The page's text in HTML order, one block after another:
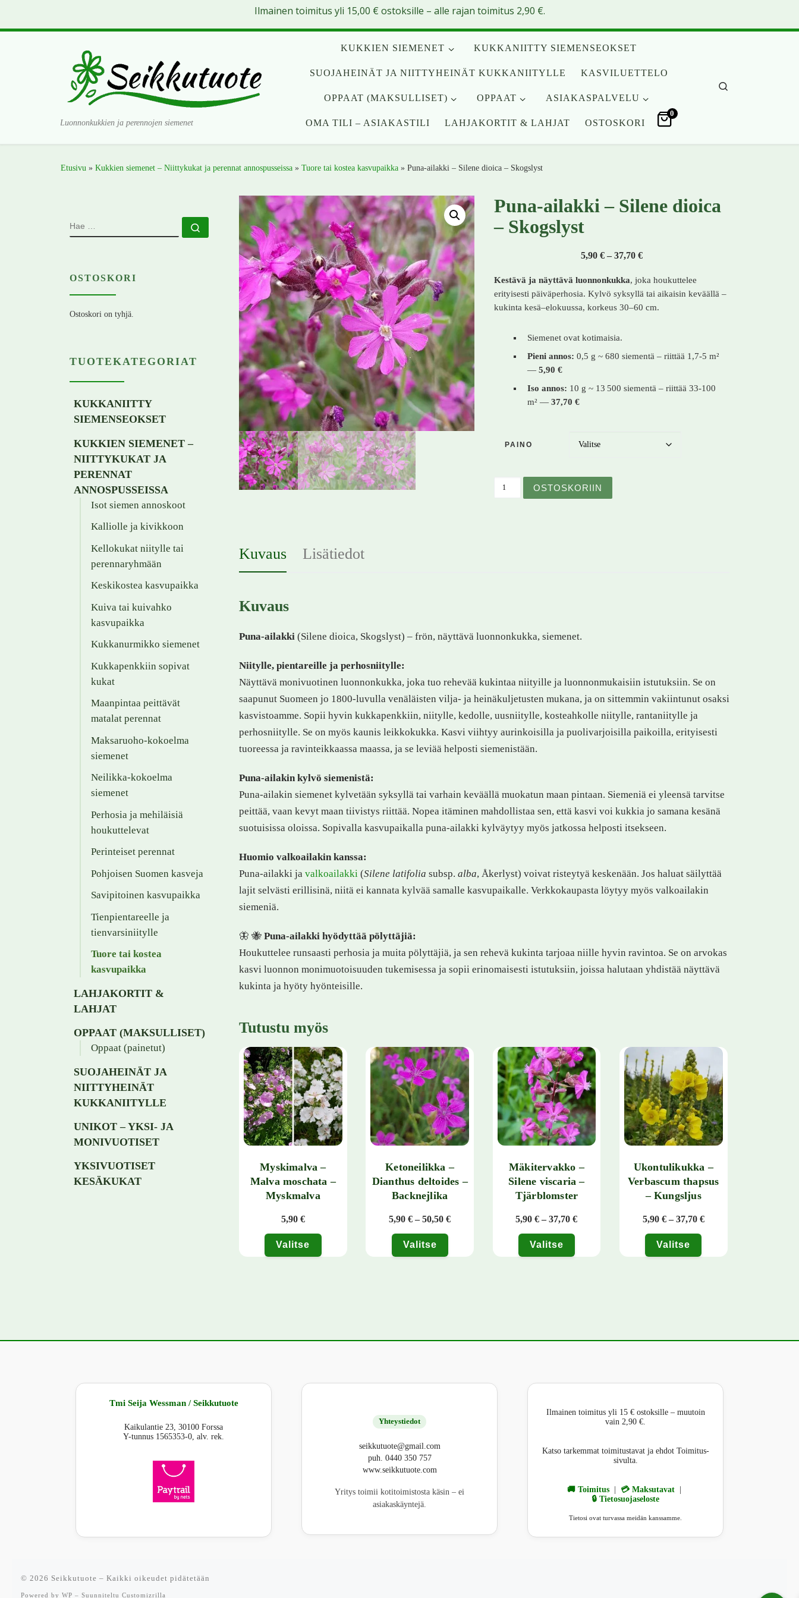
Luonnonkukkien ja perennojen siemenet
KUKKIEN SIEMENET KUKKANIITTY SIEMENSEOKSET
SUOJAHEINÄT JA NIITTYHEINÄT KUKKANIITYLLE KASVILUETTELO
OPPAAT (MAKSULLISET) OPPAAT ASIAKASPALVELU
OMA TILI – ASIAKASTILI LAHJAKORTIT & LAHJAT OSTOSKORI
0
Etusivu » Kukkien siemenet – Niittykukat ja perennat annospusseissa » Tuore tai kostea kasvupaikka » Puna-ailakki – Silene dioica – Skogslyst
Puna-ailakki – Silene dioica
– Skogslyst
5,90 € – 37,70 €Hintaluokka: 5,90 € - 37,70 €
Kestävä ja näyttävä luonnonkukka, joka houkuttelee
erityisesti päiväperhosia. Kylvö syksyllä tai aikaisin keväällä –
kukinta kesä–elokuussa, korkeus 30–60 cm.
Siemenet ovat kotimaisia.
Pieni annos: 0,5 g ~ 680 siementä – riittää 1,7-5 m²
— 5,90 €
Iso annos: 10 g ~ 13 500 siementä – riittää 33-100
m² — 37,70 €
PAINO
OSTOSKORIIN
Kuvaus Lisätiedot
Kuvaus
Puna-ailakki (Silene dioica, Skogslyst) – frön, näyttävä luonnonkukka, siemenet.
Niitylle, pientareille ja perhosniitylle:
Näyttävä monivuotinen luonnonkukka, joka tuo rehevää kukintaa niityille ja luonnonmukaisiin istutuksiin. Se on
saapunut Suomeen jo 1800-luvulla venäläisten vilja- ja heinäkuljetusten mukana, ja on sittemmin vakiintunut osaksi
kasvistoamme. Sopii hyvin kukkapenkkiin, niitylle, kedolle, uusniitylle, kosteahkolle niitylle, rantaniitylle ja
perhosniitylle. Se on myös kaunis leikkokukka. Kasvi viihtyy aurinkoisilla ja puolivarjoisilla paikoilla, erityisesti
tuoreessa ja ravinteikkaassa maassa, ja se leviää helposti siemenistään.
Puna-ailakin kylvö siemenistä:
Puna-ailakin siemenet kylvetään syksyllä tai varhain keväällä muokatun maan pintaan. Siemeniä ei yleensä tarvitse
peittää, vaan kevyt maan tiivistys riittää. Nopea itäminen mahdollistaa sen, että kasvi voi kukkia jo samana kesänä
suotuisissa oloissa. Sopivalla kasvupaikalla puna-ailakki kylväytyy myös jatkossa helposti itsekseen.
Huomio valkoailakin kanssa:
Puna-ailakki ja valkoailakki (Silene latifolia subsp. alba, Åkerlyst) voivat risteytyä keskenään. Jos haluat säilyttää
lajit selvästi erillisinä, niitä ei kannata kylvää samalle kasvupaikalle. Verkkokaupasta löytyy myös valkoailakin
siemeniä.
🦋 🐝 Puna-ailakki hyödyttää pölyttäjiä:
Houkuttelee runsaasti perhosia ja muita pölyttäjiä, ja sen rehevä kukinta tarjoaa niille hyvin ravintoa. Se on arvokas
kasvi luonnon monimuotoisuuden tukemisessa ja sopii erinomaisesti istutuksiin, joissa halutaan yhdistää näyttävä
kukinta ja hyöty hyönteisille.
Tutustu myös
Myskimalva –
Malva moschata –
Myskmalva
5,90 €
Valitse
Ketoneilikka –
Dianthus deltoides –
Backnejlika
5,90€ – 50,50€Hintaluokka: 5,90 € - 50,50 €
Valitse
Mäkitervakko –
Silene viscaria –
Tjärblomster
5,90€ – 37,70€Hintaluokka: 5,90 € - 37,70 €
Valitse
Ukontulikukka –
Verbascum thapsus
– Kungsljus
5,90 € – 37,70 €Hintaluokka: 5,90 € -
Valitse
HAE
OSTOSKORI
Ostoskori on tyhjä.
TUOTEKATEGORIAT
KUKKANIITTY
SIEMENSEOKSET
KUKKIEN SIEMENET –
NIITTYKUKAT JA
PERENNAT
ANNOSPUSSEISSA
Isot siemen annoskoot
Kalliolle ja kivikkoon
Kellokukat niitylle tai
perennaryhmään
Keskikostea kasvupaikka
Kuiva tai kuivahko
kasvupaikka
Kukkanurmikko siemenet
Kukkapenkkiin sopivat
kukat
Maanpintaa peittävät
matalat perennat
Maksaruoho-kokoelma
siemenet
Neilikka-kokoelma
siemenet
Perhosia ja mehiläisiä
houkuttelevat
Perinteiset perennat
Pohjoisen Suomen kasveja
Savipitoinen kasvupaikka
Tienpientareelle ja
tienvarsiniitylle
Tuore tai kostea
kasvupaikka
LAHJAKORTIT &
LAHJAT
OPPAAT (MAKSULLISET)
Oppaat (painetut)
SUOJAHEINÄT JA
NIITTYHEINÄT
KUKKANIITYLLE
UNIKOT – YKSI- JA
MONIVUOTISET
YKSIVUOTISET
KESÄKUKAT
Tmi Seija Wessman / Seikkutuote
Kaikulantie 23, 30100 Forssa
Y-tunnus 1565353-0, alv. rek.
Yhteystiedot
seikkutuote@gmail.com
puh. 0440 350 757
www.seikkutuote.com
Yritys toimii kotitoimistosta käsin – ei
asiakaskäyntejä.
Ilmainen toimitus yli 15 € ostoksille – muutoin
vain 2,90 €.
Katso tarkemmat toimitustavat ja ehdot Toimitus-
sivulta.
🚚 Toimitus 💳 Maksutavat
🔒 Tietosuojaseloste
Tietosi ovat turvassa meidän kanssamme.
© 2026 Seikkutuote – Kaikki oikeudet pidätetään
Powered by WP – Suunniteltu Customizrilla
Ilmainen toimitus yli 15,00 € ostoksille – alle rajan toimitus 2,90 €.